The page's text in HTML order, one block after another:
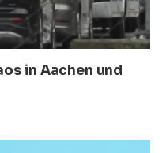
in Aachen und